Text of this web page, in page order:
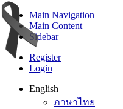
Main Navigation
Main Content
Sidebar
Register
Login
English
ภาษาไทย